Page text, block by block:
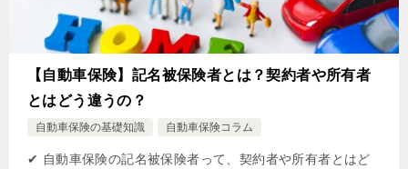
【自動車保険】記名被保険者とは？契約者や所有者
とはどう違うの？
自動車保険の基礎知識 自動車保険コラム
✔ 自動車保険の記名被保険者って、契約者や所有者とはど